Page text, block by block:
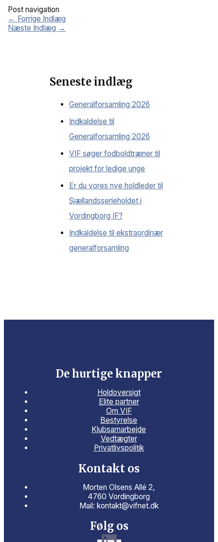
Post navigation
← Forrige Indlæg
Næste Indlæg →
Seneste indlæg
Generalforsamling 2026
Indkaldelse til
Generalforsamling 2026
VIF søger fodboldtræner til
projekt for ledige unge
Er du vores nye holdleder til
Sjællandsserieholdet i
Vordingborg IF?
Indkaldelse til ekstraordinær
generalforsamling
De hurtige knapper
Holdoversigt
Elite partner
Om VIF
Bestyrelse
Klubsamarbejde
Vedtægter
Privatlivspolitik
Kontakt os
Morten Olsens Allé 2,
4760 Vordingborg
Mail: kontakt@vifnet.dk
Følg os